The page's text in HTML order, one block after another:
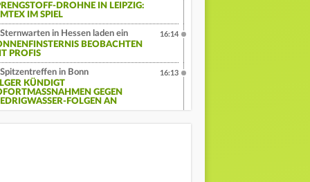
DROHNE IN LEIPZIG:
IM SPIEL
Sternwarten in Hessen laden ein
BEOBACHTEN
PROFIS
16:14
Spitzentreffen in Bonn
KÜNDIGT
GEGEN N
FOLGEN AN
16:13